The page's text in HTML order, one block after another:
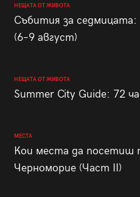
НЕЩАТА ОТ ЖИВОТА
Събития за седмицата:
(6–9 август)
НЕЩАТА ОТ ЖИВОТА
Summer City Guide: 72
МЕСТА
Кои места да
Черноморие (Част II)